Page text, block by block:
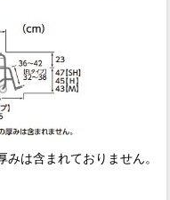
は含まれておりません。